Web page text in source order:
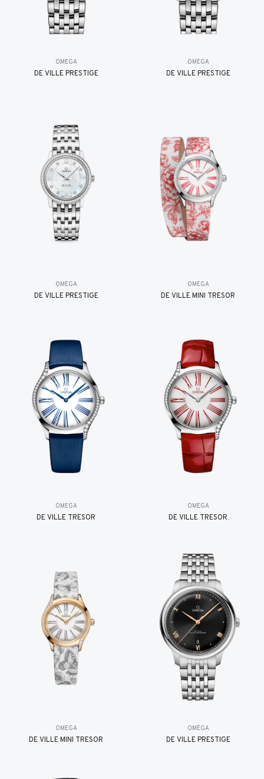
OMEGA
DE VILLE PRESTIGE
OMEGA
DE VILLE PRESTIGE
OMEGA
DE VILLE PRESTIGE
OMEGA
DE VILLE MINI TRÉSOR
OMEGA
DE VILLE TRESOR
OMEGA
DE VILLE TRESOR
OMEGA
DE VILLE MINI TRÉSOR
OMEGA
DE VILLE PRESTIGE